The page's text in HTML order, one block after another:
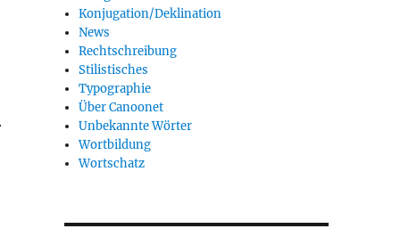
Konjugation/Deklination
News
Rechtschreibung
Stilistisches
Typographie
Über Canoonet
Unbekannte Wörter
Wortbildung
Wortschatz